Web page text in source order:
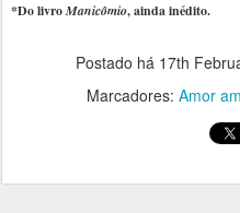
*Do livroManicômio, ainda inédito.
.
Postado há 17th
Marcadores: Amor